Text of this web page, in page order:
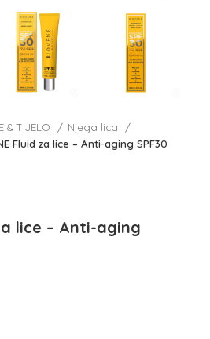
& TIJELO
Njega lica
Fluid za lice – Anti-aging SPF30
lice – Anti-aging